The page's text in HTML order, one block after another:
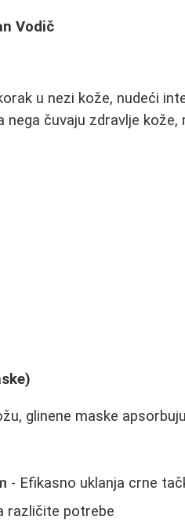
Vodič
u nezi kože, nudeći
nega čuvaju zdravlje
glinene maske
- Efikasno uklanja crne
različite potrebe